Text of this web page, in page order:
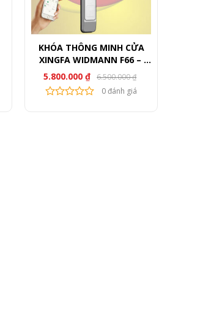
KHÓA THÔNG MINH CỬA
XINGFA WIDMANN F66 –
WIFI6.500.000₫
Giá
gốc
là:
5.800.000₫ Giá
hiện
tại 0 đánh giá